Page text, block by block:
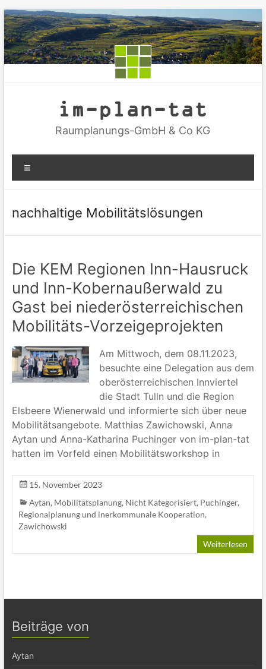
Zum
Inhalt
springen
im-plan-tat
Raumplanungs-GmbH & Co KG
nachhaltige Mobilitätslösungen
Die KEM Regionen Inn-Hausruck
und Inn-Kobernaußerwald zu
Gast bei niederösterreichischen
Mobilitäts-Vorzeigeprojekten
Am Mittwoch, dem 08.11.2023,
besuchte eine Delegation aus dem
oberösterreichischen Innviertel
die Stadt Tulln und die Region
Elsbeere Wienerwald und informierte sich über neue
Mobilitätsangebote. Matthias Zawichowski, Anna
Aytan und Anna-Katharina Puchinger von im-plan-tat
hatten im Vorfeld einen Mobilitätsworkshop in
15. November 2023
Aytan, Mobilitätsplanung, Nicht Kategorisiert, Puchinger,
Regionalplanung und inerkommunale Kooperation,
Zawichowski
Weiterlesen
Beiträge von
Aytan